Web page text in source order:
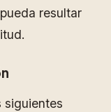
resultar
siguientes